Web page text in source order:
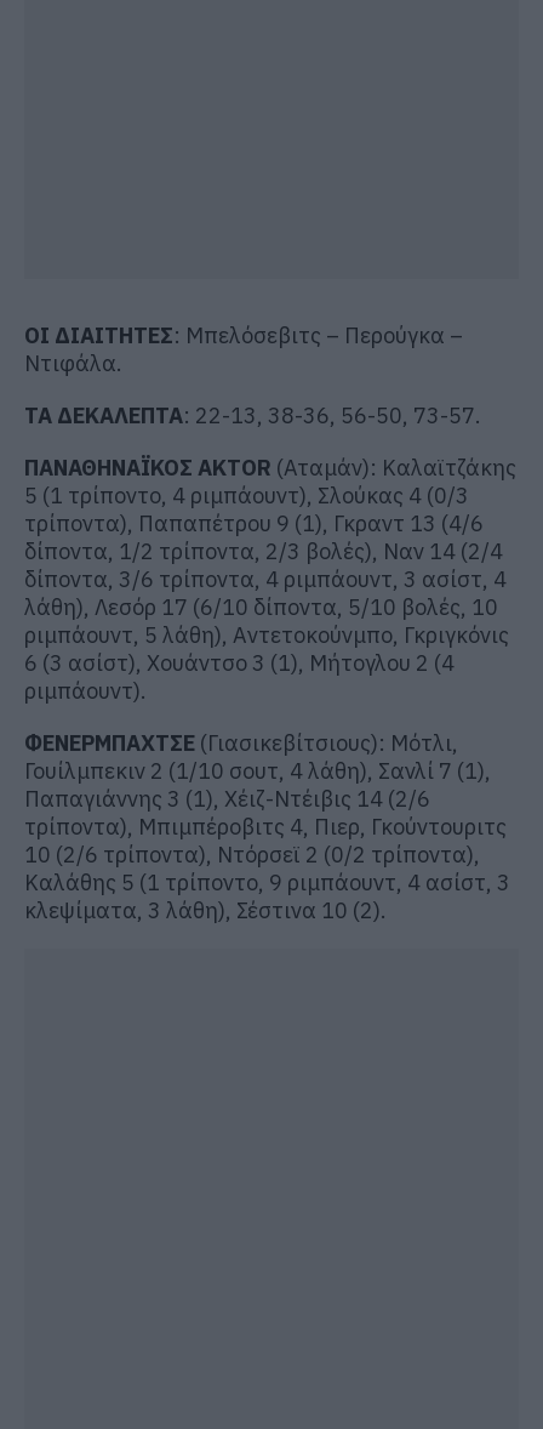
ΟΙ ΔΙΑΙΤΗΤΕΣ: Μπελόσεβιτς – Περούγκα –
Ντιφάλα.
ΤΑ ΔΕΚΑΛΕΠΤΑ: 22-13, 38-36, 56-50, 73-57.
ΠΑΝΑΘΗΝΑΪΚΟΣ AKTOR (Αταμάν): Καλαϊτζάκης
5 (1 τρίποντο, 4 ριμπάουντ), Σλούκας 4 (0/3
τρίποντα), Παπαπέτρου 9 (1), Γκραντ 13 (4/6
δίποντα, 1/2 τρίποντα, 2/3 βολές), Ναν 14 (2/4
δίποντα, 3/6 τρίποντα, 4 ριμπάουντ, 3 ασίστ, 4
λάθη), Λεσόρ 17 (6/10 δίποντα, 5/10 βολές, 10
ριμπάουντ, 5 λάθη), Αντετοκούνμπο, Γκριγκόνις
6 (3 ασίστ), Χουάντσο 3 (1), Μήτογλου 2 (4
ριμπάουντ).
ΦΕΝΕΡΜΠΑΧΤΣΕ (Γιασικεβίτσιους): Μότλι,
Γουίλμπεκιν 2 (1/10 σουτ, 4 λάθη), Σανλί 7 (1),
Παπαγιάννης 3 (1), Χέιζ-Ντέιβις 14 (2/6
τρίποντα), Μπιμπέροβιτς 4, Πιερ, Γκούντουριτς
10 (2/6 τρίποντα), Ντόρσεϊ 2 (0/2 τρίποντα),
Καλάθης 5 (1 τρίποντο, 9 ριμπάουντ, 4 ασίστ, 3
κλεψίματα, 3 λάθη), Σέστινα 10 (2).